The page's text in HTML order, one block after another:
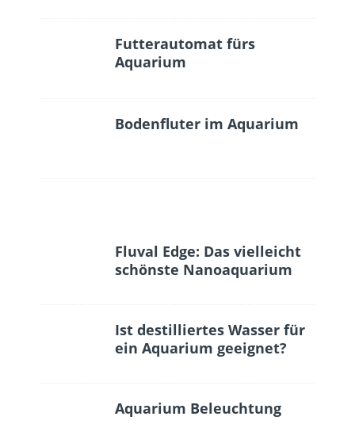
Futterautomat fürs
Aquarium
Bodenfluter im Aquarium
Fluval Edge: Das vielleicht
schönste Nanoaquarium
Ist destilliertes Wasser für
ein Aquarium geeignet?
Aquarium Beleuchtung